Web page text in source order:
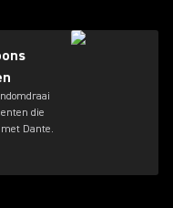
die
Dante.